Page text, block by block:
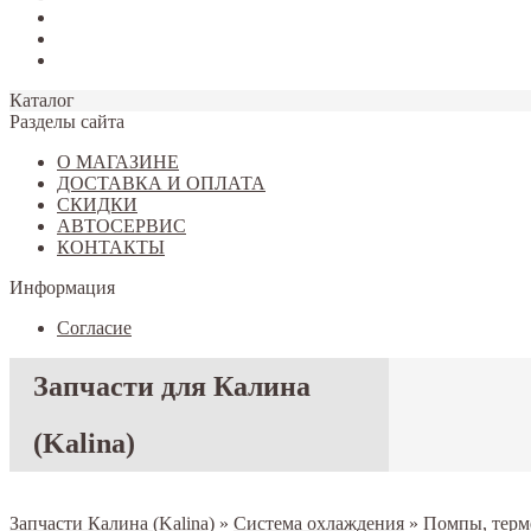
Каталог
Разделы сайта
О МАГАЗИНЕ
ДОСТАВКА И ОПЛАТА
СКИДКИ
АВТОСЕРВИС
КОНТАКТЫ
Информация
Согласие
Запчасти для Калина
(Kalina)
Запчасти Калина (Kalina) » Система охлаждения » Помпы,